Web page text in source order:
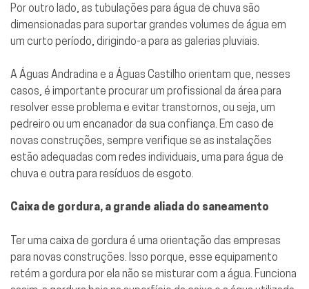
Por outro lado, as tubulações para água de chuva são
dimensionadas para suportar grandes volumes de água em
um curto período, dirigindo-a para as galerias pluviais.
A Águas Andradina e a Águas Castilho orientam que, nesses
casos, é importante procurar um profissional da área para
resolver esse problema e evitar transtornos, ou seja, um
pedreiro ou um encanador da sua confiança. Em caso de
novas construções, sempre verifique se as instalações
estão adequadas com redes individuais, uma para água de
chuva e outra para resíduos de esgoto.
Caixa de gordura, a grande aliada do saneamento
Ter uma caixa de gordura é uma orientação das empresas
para novas construções. Isso porque, esse equipamento
retém a gordura por ela não se misturar com a água. Funciona